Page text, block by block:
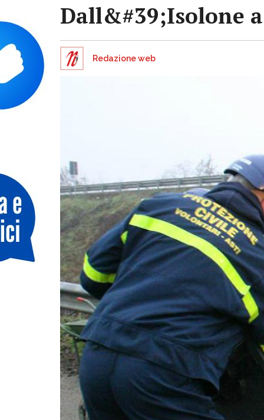
Dall&#39;Isolone
Redazione web